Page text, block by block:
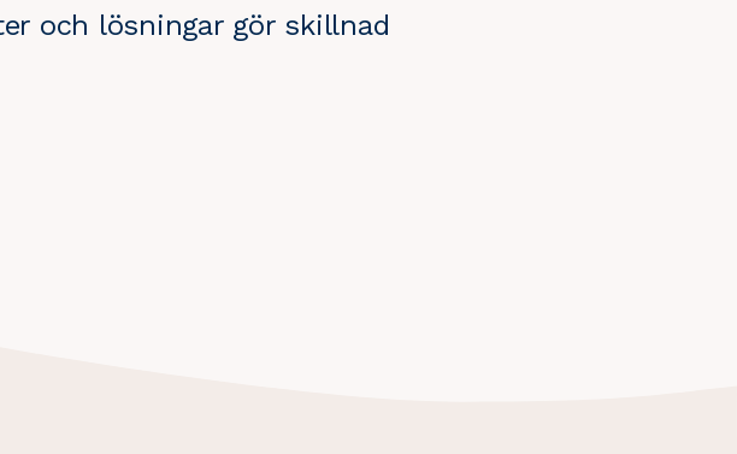
och lösningar gör skillnad